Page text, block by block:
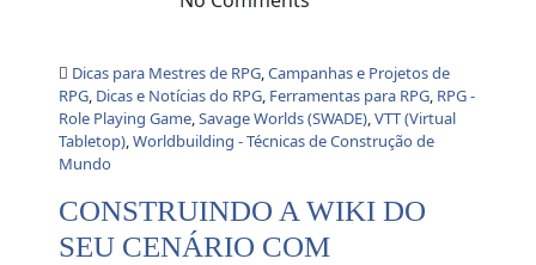
Dicas para Mestres de RPG,Campanhas e Projetos de
RPG, Dicas e Notícias do RPG, Ferramentas para RPG, RPG -
Role Playing Game,Savage Worlds (SWADE),VTT (Virtual
Tabletop),Worldbuilding - Técnicas de Construção de
Mundo
CONSTRUINDO A WIKI DO
SEU CENÁRIO COM